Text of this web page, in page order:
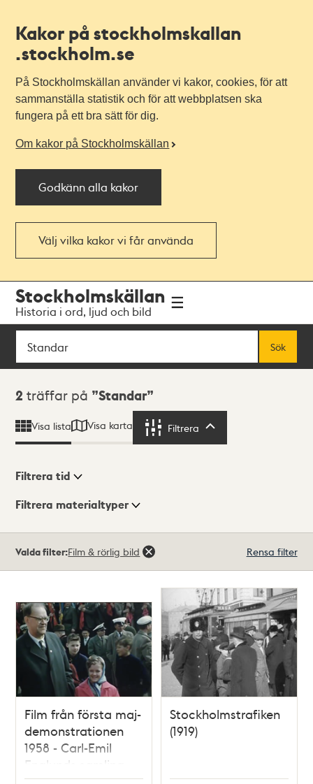
Kakor på stockholmskallan
.stockholm.se
På Stockholmskällan använder vi kakor, cookies, för att
sammanställa statistik och för att webbplatsen ska
fungera på ett bra sätt för dig.
Om kakor på Stockholmskällan
Godkänn alla kakor
Välj vilka kakor vi får använda
navigationen
huvudinnehållet
Stockholmskällan
Historia i ord, ljud och bild
Sök
Sök
Sökresultat
2 träffar på Standar
Visa lista Visa karta Filtrera
Visningsläge
Filtrera tid
Filtrera materialtyper
träffar
Valda filter:Film & rörlig bild Rensa filter
Film från första maj-
demonstrationen
1958 - Carl-Emil
Englunds samling
Stockholmstrafiken
(1919)